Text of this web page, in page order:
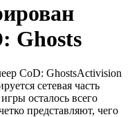
Ghosts
Activision
сетевая часть
осталось всего
представляют, чего